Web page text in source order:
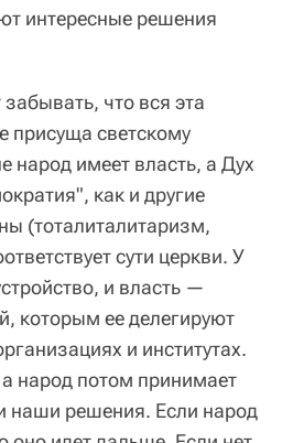
интересные решения
что вся эта
присуща светскому
народ имеет власть, а Дух
как и другие
(тоталиталитаризм,
сути церкви. У
и власть —
которым ее делегируют
и институтах.
народ потом принимает
наши решения. Если народ